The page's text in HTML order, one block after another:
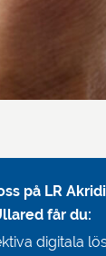
på LR Akridi
får du:
digitala